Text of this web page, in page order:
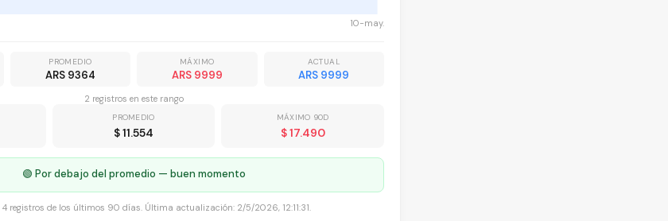
10-may.
PROMEDIO
ARS 9364
MÁXIMO
ARS 9999
ACTUAL
ARS 9999
2 registros en este rango
PROMEDIO
$ 11.554
MÁXIMO 90D
$ 17.490
🟢 Por debajo del promedio — buen momento
4 registros de los últimos 90 días. Última actualización: 2/5/2026, 12:11:31.